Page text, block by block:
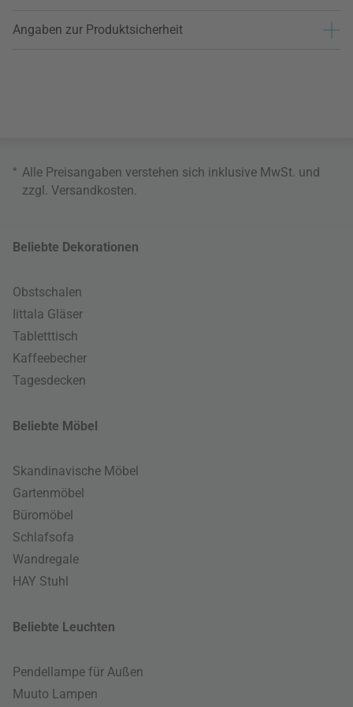
Angaben zur Produktsicherheit
* Alle Preisangaben verstehen sich inklusive MwSt. und
zzgl. Versandkosten
Beliebte Dekorationen
Obstschalen
Iittala Gläser
Tabletttisch
Kaffeebecher
Tagesdecken
Beliebte Möbel
Skandinavische Möbel
Gartenmöbel
Büromöbel
Schlafsofa
Wandregale
HAY Stuhl
Beliebte Leuchten
Pendellampe für Außen
Muuto Lampen